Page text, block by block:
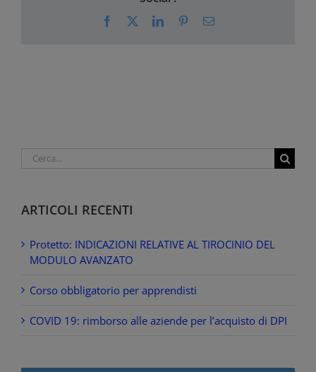
Facebook LinkedInPinterestEmail
Cerca
ARTICOLI RECENTI
Protetto: INDICAZIONI RELATIVE AL TIROCINIO DEL
MODULO AVANZATO
Corso obbligatorio per apprendisti
COVID 19: rimborso alle aziende per l’acquisto di DPI